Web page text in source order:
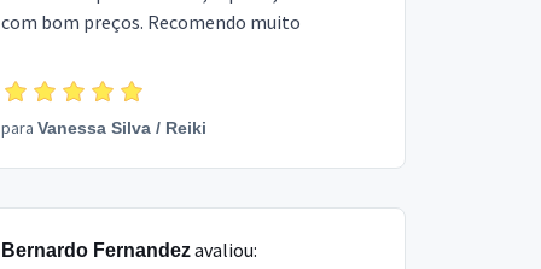
com bom preços. Recomendo muito
para Vanessa Silva / Reiki
Bernardo Fernandezavaliou: